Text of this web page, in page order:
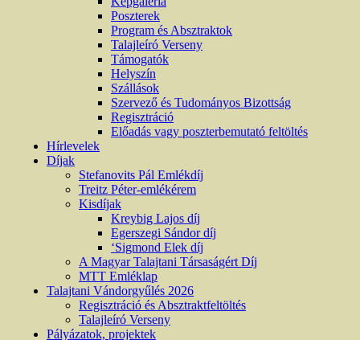
Poszterek
Program és Absztraktok
Talajleíró Verseny
Támogatók
Helyszín
Szállások
Szervező és Tudományos Bizottság
Regisztráció
Előadás vagy poszterbemutató feltöltés
Hírlevelek
Díjak
Stefanovits Pál Emlékdíj
Treitz Péter-emlékérem
Kisdíjak
Kreybig Lajos díj
Egerszegi Sándor díj
‘Sigmond Elek díj
A Magyar Talajtani Társaságért Díj
MTT Emléklap
Talajtani Vándorgyűlés 2026
Regisztráció és Absztraktfeltöltés
Talajleíró Verseny
Pályázatok, projektek